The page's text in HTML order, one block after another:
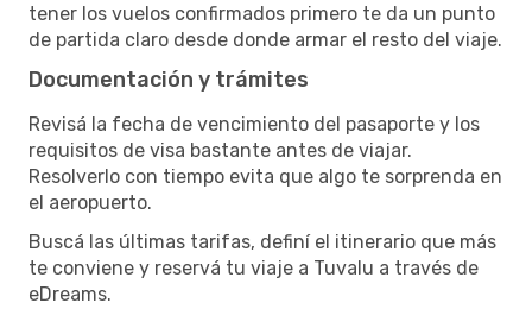
tener los vuelos confirmados primero te da un punto
de partida claro desde donde armar el resto del viaje.
Documentación y trámites
Revisá la fecha de vencimiento del pasaporte y los
requisitos de visa bastante antes de viajar.
Resolverlo con tiempo evita que algo te sorprenda en
el aeropuerto.
Buscá las últimas tarifas, definí el itinerario que más
te conviene y reservá tu viaje a Tuvalu a través de
eDreams.